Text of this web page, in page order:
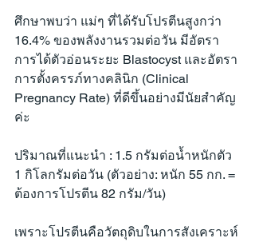
ศึกษาพบว่า แม่ๆ ที่ได้รับโปรตีนสูงกว่า
16.4% ของพลังงานรวมต่อวัน มีอัตรา
การได้ตัวอ่อนระยะ Blastocyst และอัตรา
การตั้งครรภ์ทางคลินิก (Clinical
Pregnancy Rate) ที่ดีขึ้นอย่างมีนัยสำคัญ
ค่ะ
ปริมาณที่แนะนำ : 1.5 กรัมต่อน้ำหนักตัว
1 กิโลกรัมต่อวัน (ตัวอย่าง: หนัก 55 กก. =
ต้องการโปรตีน 82 กรัม/วัน)
เพราะโปรตีนคือวัตถุดิบในการสังเคราะห์